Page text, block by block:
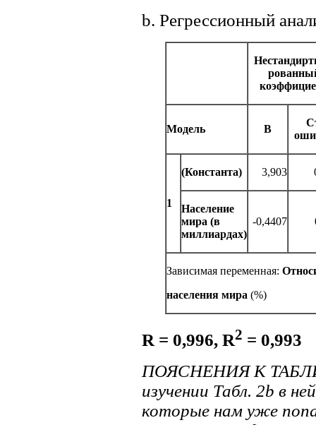
b. Регрессионный
Модель B
1
(Константа) 3,903
Население
мира (в
миллиардах)
-0,4407
Зависимая переменная:
населения мира (%)
R = 0,996, R2 = 0,993
ПОЯСНЕНИЯ К
изучении Табл. 2b в
которые нам уже